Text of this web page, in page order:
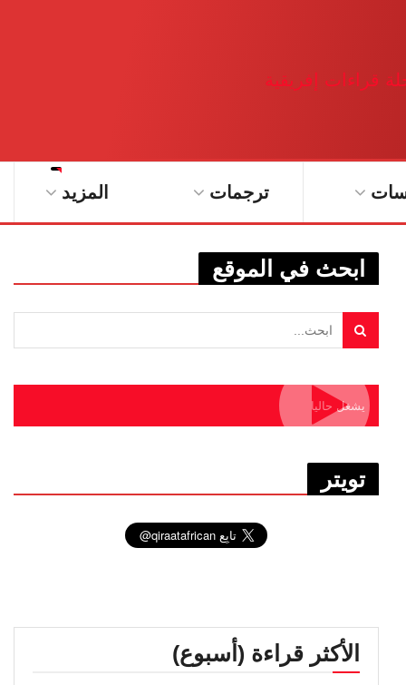
ترجمات المزيد
ابحث في الموقع
يشغل حاليا
تويتر
الأكثر قراءة (أسبوع)